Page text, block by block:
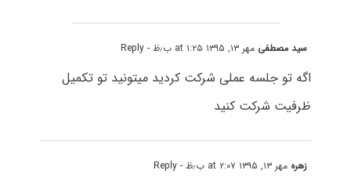
سید مصطفی مهر ۱۳, ۱۳۹۵ at ۱:۲۵ ب٫ظ - Reply
اگه تو جلسه عملی شرکت کردید میتونید تو تکمیل
ظرفیت شرکت کنید
زهره مهر ۱۳, ۱۳۹۵ at ۲:۰۷ ب٫ظ - Reply